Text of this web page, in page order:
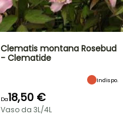
Clematis montana Rosebud
- Clematide
Indispo.
Da18,50 €
Vaso da 3L/4L